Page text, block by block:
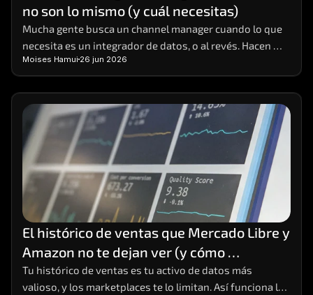
Contáctanos
COMMUNITY
Join
Events
Experts
Careers
Docs
About
no son lo mismo (y cuál necesitas)
Mucha gente busca un channel manager cuando lo que
necesita es un integrador de datos, o al revés. Hacen
cosas distintas; aquí está la diferencia y cómo elegir.
Moises Hamui 26 jun 2026
El histórico de ventas que Mercado Libre y
Amazon no te dejan ver (y cómo
conservarlo)
Tu histórico de ventas es tu activo de datos más
valioso, y los marketplaces te lo limitan. Así funciona la